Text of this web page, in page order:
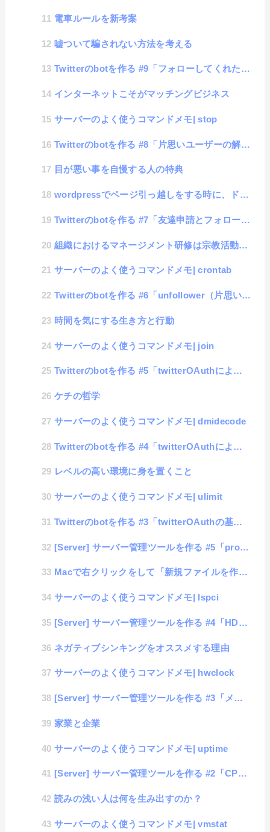
電車ルールを新考案
嘘ついて騙されない方法を考える
Twitterのbotを作る #9「フォローしてくれたユーザーの自動登録」
インターネットこそがマッチングビジネス
サーバーのよく使うコマンドメモ| stop
Twitterのbotを作る #8「片思いユーザーの解除」
目が悪い事を自慢する人の特典
wordpressでページ引っ越しをする時に、ドメイン登録を失敗してしまった場合の対処方法
Twitterのbotを作る #7「友達申請とフォロー解除」
組織におけるマネージメント研修は宗教活動のようだ
サーバーのよく使うコマンドメモ| crontab
Twitterのbotを作る #6「unfollower（片思いユーザ）の取得」
時間を気にする生き方と行動
サーバーのよく使うコマンドメモ| join
Twitterのbotを作る #5「twitterOAuthによる情報収集（最大数超え）」
ケチの哲学
サーバーのよく使うコマンドメモ| dmidecode
Twitterのbotを作る #4「twitterOAuthによる情報収集（フォロワーとフォローのリ...
レベルの高い環境に身を置くこと
サーバーのよく使うコマンドメモ| ulimit
Twitterのbotを作る #3「twitterOAuthの基本操作」
[Server] サーバー管理ツールを作る #5「proc値の取得」
Macで右クリックをして「新規ファイルを作成」する方法
サーバーのよく使うコマンドメモ| lspci
[Server] サーバー管理ツールを作る #4「HDD使用値の取得」
ネガティブシンキングをオススメする理由
サーバーのよく使うコマンドメモ| hwclock
[Server] サーバー管理ツールを作る #3「メモリ使用値の取得」
家業と企業
サーバーのよく使うコマンドメモ| uptime
[Server] サーバー管理ツールを作る #2「CPU負荷値の取得」
読みの浅い人は何を生み出すのか？
サーバーのよく使うコマンドメモ| vmstat